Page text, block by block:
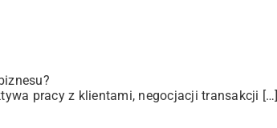
pracy z klientami, negocjacji transakcji […]